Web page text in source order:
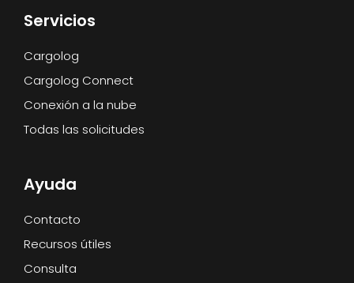
Servicios
Cargolog
Cargolog Connect
Conexión a la nube
Todas las solicitudes
Ayuda
Contacto
Recursos útiles
Consulta